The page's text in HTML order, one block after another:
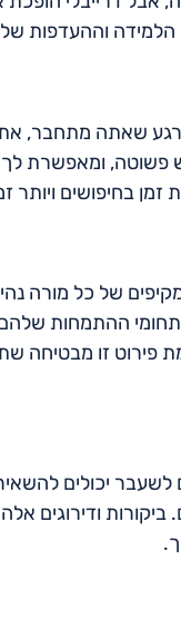
הלמידה וההעדפות
שאתה מתחבר,
פשוטה, ומאפשרת לך
בחיפושים ויותר
של כל מורה
ותחומי ההתמחות
פירוט זו מבטיחה
יכולים
ביקורות ודירוגים